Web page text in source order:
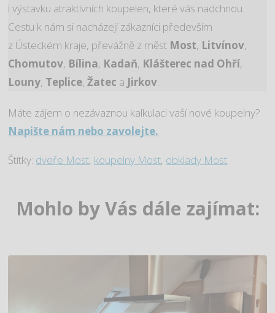
i výstavku atraktivních koupelen, které vás nadchnou.
Cestu k nám si nacházejí zákazníci především
z Ústeckém kraje, převážně z měst Most, Litvínov,
Chomutov, Bílina, Kadaň, Klášterec nad Ohří,
Louny, Teplice,Žatec a Jirkov.
Máte zájem o nezávaznou kalkulaci vaší nové koupelny?
Napište nám nebo zavolejte.
Štítky: dveře Most, koupelny Most, obklady Most
Mohlo by Vás dále zajímat: